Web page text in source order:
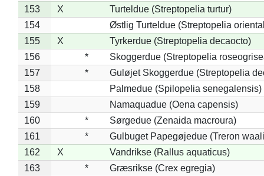
153
X
Turteldue (Streptopelia turtur)
154
Østlig Turteldue (Streptopelia
155
X
Tyrkerdue (Streptopelia decaocto)
156
*
Skoggerdue (Streptopelia
157
*
Guløjet Skoggerdue (Streptopelia
158
Palmedue (Spilopelia senegalensis)
159
Namaquadue (Oena capensis)
160
*
Sørgedue (Zenaida macroura)
161
*
Gulbuget Papegøjedue (Treron
162
X
Vandrikse (Rallus aquaticus)
163
*
Græsrikse (Crex egregia)